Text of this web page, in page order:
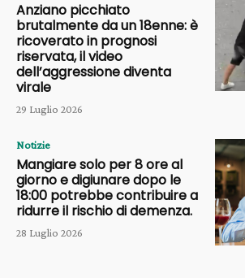
Anziano picchiato
brutalmente da un 18enne: è
ricoverato in prognosi
riservata, il video
dell’aggressione diventa
virale
29 Luglio 2026
Notizie
Mangiare solo per 8 ore al
giorno e digiunare dopo le
18:00 potrebbe contribuire a
ridurre il rischio di demenza.
28 Luglio 2026